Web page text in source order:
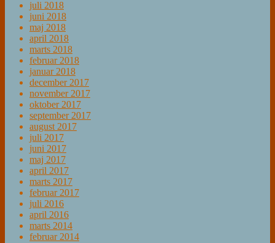
juli 2018
juni 2018
maj 2018
april 2018
marts 2018
februar 2018
januar 2018
december 2017
november 2017
oktober 2017
september 2017
august 2017
juli 2017
juni 2017
maj 2017
april 2017
marts 2017
februar 2017
juli 2016
april 2016
marts 2014
februar 2014